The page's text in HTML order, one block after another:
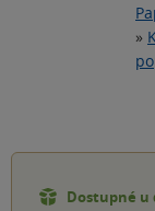
»
Dostupné u